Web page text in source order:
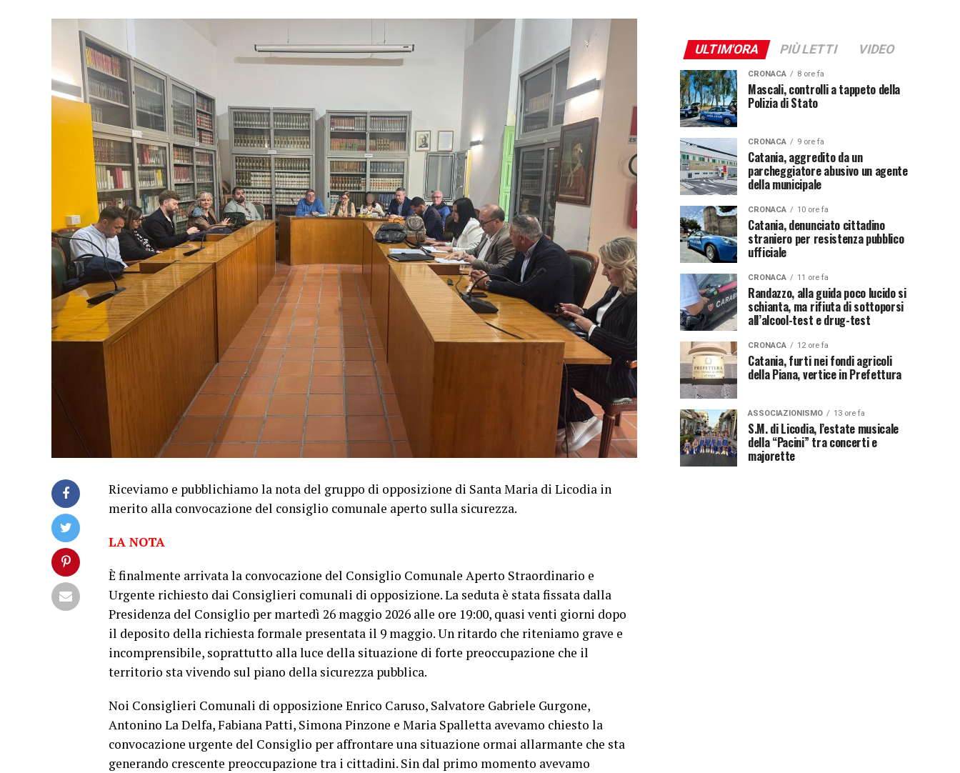
Riceviamo e pubblichiamo la nota del gruppo di opposizione di Santa Maria di Licodia in
merito alla convocazione del consiglio comunale aperto sulla sicurezza.
LA NOTA
È finalmente arrivata la convocazione del Consiglio Comunale Aperto Straordinario e
Urgente richiesto dai Consiglieri comunali di opposizione. La seduta è stata fissata dalla
Presidenza del Consiglio per martedì 26 maggio 2026 alle ore 19:00, quasi venti giorni dopo
il deposito della richiesta formale presentata il 9 maggio. Un ritardo che riteniamo grave e
incomprensibile, soprattutto alla luce della situazione di forte preoccupazione che il
territorio sta vivendo sul piano della sicurezza pubblica.
Noi Consiglieri Comunali di opposizione Enrico Caruso, Salvatore Gabriele Gurgone,
Antonino La Delfa, Fabiana Patti, Simona Pinzone e Maria Spalletta avevamo chiesto la
convocazione urgente del Consiglio per affrontare una situazione ormai allarmante che sta
generando crescente preoccupazione tra i cittadini. Sin dal primo momento avevamo
ULTIM'ORA PIÙ LETTI VIDEO
CRONACA 8 ore fa
Mascali, controlli a tappeto della
Polizia di Stato
CRONACA 9 ore fa
Catania, aggredito da un
parcheggiatore abusivo un agente
della municipale
CRONACA 10 ore fa
Catania, denunciato cittadino
straniero per resistenza pubblico
ufficiale
CRONACA 11 ore fa
Randazzo, alla guida poco lucido si
schianta, ma rifiuta di sottoporsi
all’alcool-test e drug-test
CRONACA 12 ore fa
Catania, furti nei fondi agricoli
della Piana, vertice in Prefettura
ASSOCIAZIONISMO 13 ore fa
S.M. di Licodia, l’estate musicale
della “Pacini” tra concerti e
majorette